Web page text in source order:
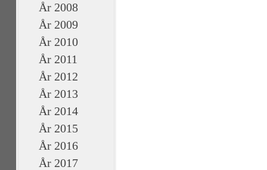
År 2008
År 2009
År 2010
År 2011
År 2012
År 2013
År 2014
År 2015
År 2016
År 2017